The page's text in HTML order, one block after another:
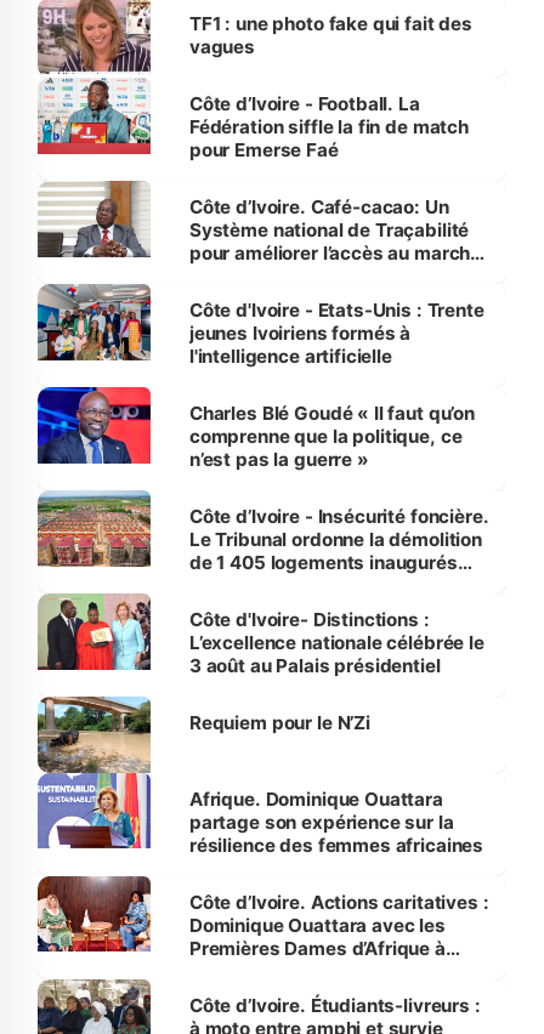
sur la scène internationale »
TF1 : une photo fake qui fait des
vagues
Côte d’Ivoire - Football. La
Fédération siffle la fin de match
pour Emerse Faé
Côte d’Ivoire. Café-cacao: Un
Système national de Traçabilité
pour améliorer l’accès au marché
Côte d'Ivoire - Etats-Unis : Trente
jeunes Ivoiriens formés à
l'intelligence artificielle
Charles Blé Goudé « Il faut qu’on
comprenne que la politique, ce
n’est pas la guerre »
Côte d’Ivoire - Insécurité foncière.
Le Tribunal ordonne la démolition
de 1 405 logements inaugurés
Bassam
Côte d'Ivoire- Distinctions :
L’excellence nationale célébrée le
3 août au Palais présidentiel
Requiem pour le N’Zi
Afrique. Dominique Ouattara
partage son expérience sur la
résilience des femmes africaines
Côte d’Ivoire. Actions caritatives :
Dominique Ouattara avec les
Premières Dames d’Afrique à
Côte d’Ivoire. Étudiants-livreurs :
à moto entre amphi et survie